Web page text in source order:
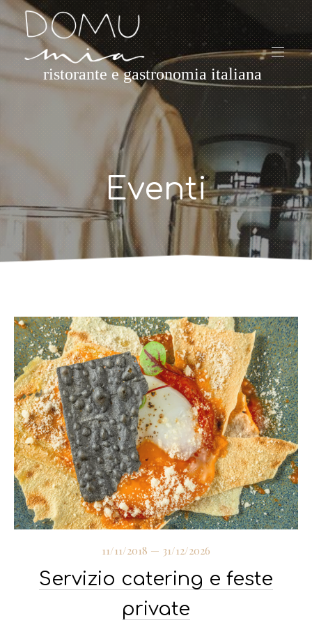
ristorante e gastronomia italiana
Eventi
11/11/2018 — 31/12/2026
Servizio catering e feste
private